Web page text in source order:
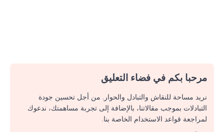
مرحبا بكم في فضاء التعليق
نريد مساحة للنقاش والتبادل والحوار. من أجل تحسين جودة
التبادلات بموجب مقالاتنا، بالإضافة إلى تجربة مساهمتك، ندعوك
لمراجعة قواعد الاستخدام الخاصة بنا.